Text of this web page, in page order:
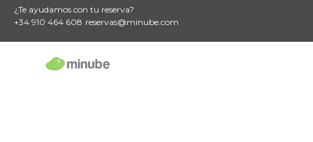
¿Te ayudamos con tu reserva?
+34 910 464 608 reservas@minube.com